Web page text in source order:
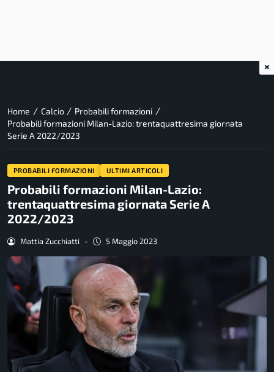
Home / Calcio / Probabili formazioni /
Probabili formazioni Milan-Lazio: trentaquattresima giornata
Serie A 2022/2023
PROBABILI FORMAZIONI ULTIMI ARTICOLI
Probabili formazioni Milan-Lazio:
trentaquattresima giornata Serie A
2022/2023
Mattia Zucchiatti - 5 Maggio 2023
×